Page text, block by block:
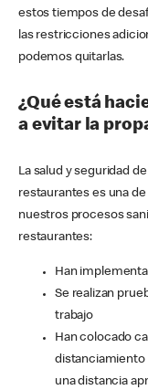
estos tiempos de
las restricciones
podemos quitarlas.
¿Qué está
a evitar la
La salud y seguridad
restaurantes es una
nuestros procesos
restaurantes:
Han
Se realizan
trabajo
Han colocado
distanciamiento
una distancia